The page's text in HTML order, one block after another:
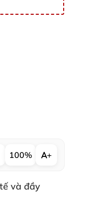
100% +
và đầy